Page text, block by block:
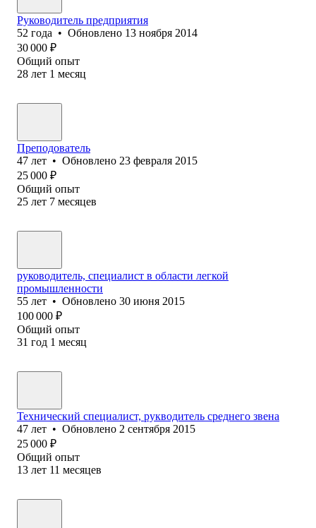
Руководитель предприятия
52 года • Обновлено 13 ноября 2014
30 000 ₽
Общий опыт
28 лет 1 месяц
Преподователь
47 лет • Обновлено 23 февраля 2015
25 000 ₽
Общий опыт
25 лет 7 месяцев
руководитель, специалист в области легкой
промышленности
55 лет • Обновлено 30 июня 2015
100 000 ₽
Общий опыт
31 год 1 месяц
Технический специалист, рукводитель среднего звена
47 лет • Обновлено 2 сентября 2015
25 000 ₽
Общий опыт
13 лет 11 месяцев